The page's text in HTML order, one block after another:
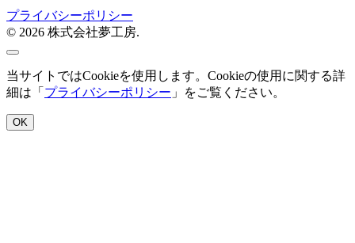
プライバシーポリシー
© 2026 株式会社夢工房.
当サイトではCookieを使用します。Cookieの使用に関する詳
細は「 プライバシーポリシー 」をご覧ください。
OK